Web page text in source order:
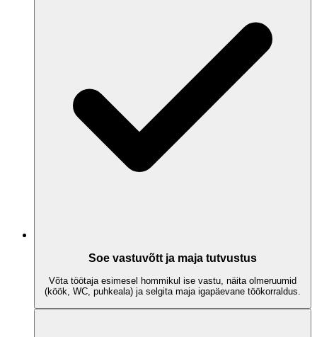
Soe vastuvõtt ja maja tutvustus
Võta töötaja esimesel hommikul ise vastu, näita olmeruumid
(köök, WC, puhkeala) ja selgita maja igapäevane töökorraldus.